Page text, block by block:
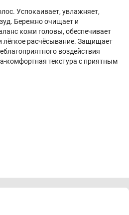
Успокаивает, увлажняет,
Бережно очищает и
кожи головы, обеспечивает
лёгкое расчёсывание. Защищает
воздействия
текстура с приятным